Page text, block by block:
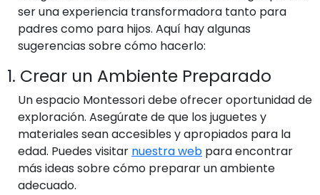
ser una experiencia transformadora tanto para
padres como para hijos. Aquí hay algunas
sugerencias sobre cómo hacerlo:
1. Crear un Ambiente Preparado
Un espacio Montessori debe ofrecer oportunidad de
exploración. Asegúrate de que los juguetes y
materiales sean accesibles y apropiados para la
edad. Puedes visitar nuestra web para encontrar
más ideas sobre cómo preparar un ambiente
adecuado.